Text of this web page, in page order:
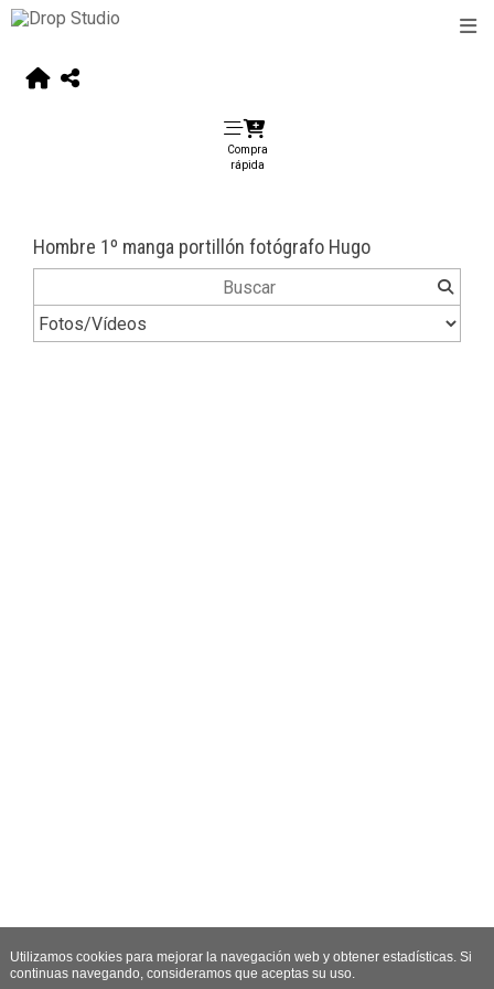
Compra
rápida
Hombre 1º manga portillón fotógrafo Hugo
Utilizamos cookies para mejorar la navegación web y obtener estadísticas. Si
continuas navegando, consideramos que aceptas su uso.